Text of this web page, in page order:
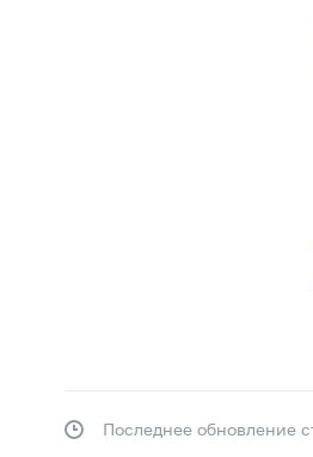
Последнее обновление